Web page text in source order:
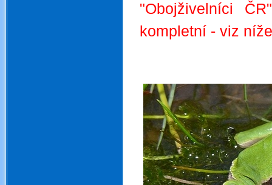
"Obojživelníci
kompletní - viz